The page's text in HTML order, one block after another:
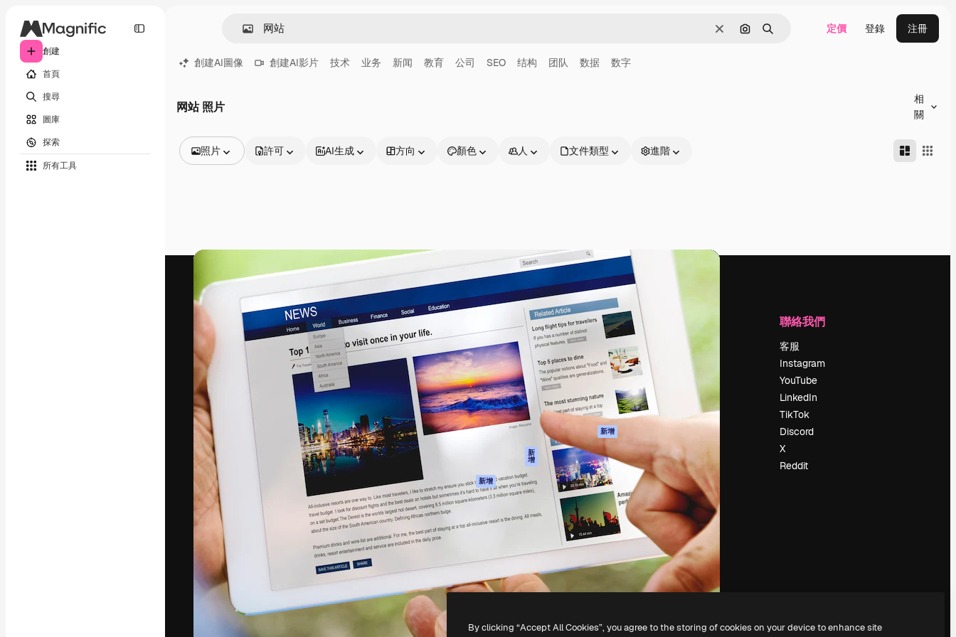
創建
首頁
搜尋
圖庫
探索
所有工具
清除 通過圖像搜索
搜尋 定價 登錄 注冊
創建AI圖像 創建AI影片 技术 业务 新闻 教育 公司 SEO 结构 团队 数据 数字
网站 照片
相
關
照片
視頻
動態圖形
影片範本
圖標
3D模型
許可 AI生成 方向 顏色 人 文件類型 進階
引導你創作出最佳作品的創意平台。擁有超過
100萬訂閱者，涵蓋創意人士、企業、代理商
和工作室。
繁體中文 (香港)
Spaces
AI助手
AI圖像生成器
AI視頻生成器
AI語音生成器
圖庫內容
新
增
AI助手 新增
API
流動應用程式
所有Magnific工具
開始使用
Academy
文件
客服
使用條款
隱私政策
原創作品
新增
Cookie 政策
信任中心
聯盟夥伴
企業
公司
關於我們
工作機會
搜索趨勢
聚會活動
Slidesgo
出售內容
新聞室
正在尋找
magnific.ai
聯絡我們
客服
Instagram
YouTube
LinkedIn
TikTok
Discord
X
Reddit
Copyright © 2010-2026 Freepik Company S.L.U.
By clicking “Accept All Cookies”, you agree to the storing of cookies on your device to enhance site